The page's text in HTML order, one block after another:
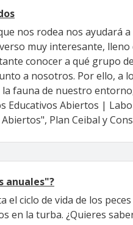
nos rodea nos ayudará
muy interesante,
conocer a qué grupo
a nosotros. Por ello, a
fauna de nuestro
Educativos Abiertos |
Plan Ceibal y
anuales"?
el ciclo de vida de los
en la turba. ¿Quieres